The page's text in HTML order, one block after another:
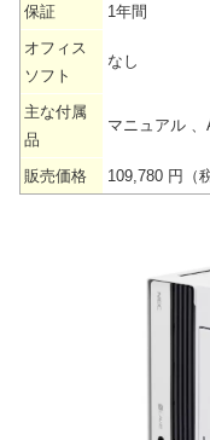
保証
1年間
オフィス
ソフト
なし
主な付属
品
マニュアル
販売価格 109,780 円（